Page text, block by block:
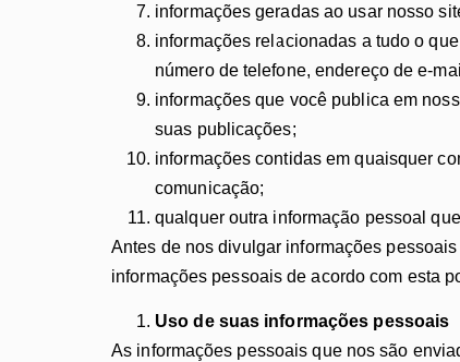
informações geradas ao usar nosso
informações relacionadas a tudo o
número de telefone, endereço de e-
informações que você publica em
suas publicações;
informações contidas em quaisquer
comunicação;
qualquer outra informação pessoal
Antes de nos divulgar informações
informações pessoais de acordo com esta
Uso de suas informações pessoais
As informações pessoais que nos são